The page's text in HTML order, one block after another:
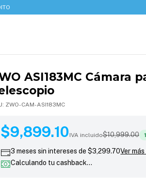
ASI183MC Cámara
ZWO-CAM-ASI183MC
10 % OFF
$9,899.10IVA incluido$10,999.00
3 meses sin intereses de$3,299.70Ver
Calculando tu cashback…